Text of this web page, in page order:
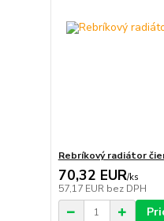
Rebríkový radiátor
70,32 EUR/ks
57,17 EUR bez DPH